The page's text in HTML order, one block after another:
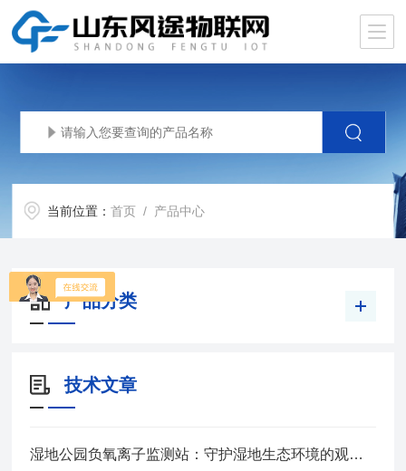
当前位置：首页 / 产品中心
产品分类
技术文章
湿地公园负氧离子监测站：守护湿地生态环境的观测窗口